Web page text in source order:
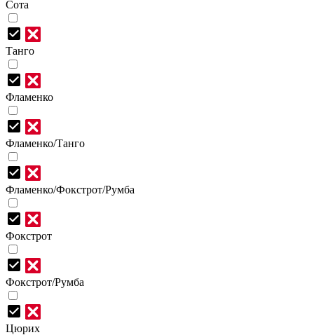
Сота
Танго
Фламенко
Фламенко/Танго
Фламенко/Фокстрот/Румба
Фокстрот
Фокстрот/Румба
Цюрих